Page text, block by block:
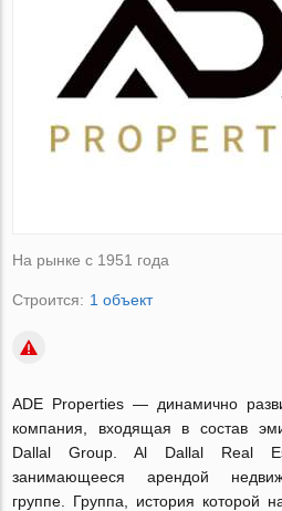
На рынке с 1951 года
Строится: 1 объект
ADE Properties — динамично
компания, входящая в состав
Dallal Group. Al Dallal Real
занимающееся арендой
группе. Группа, история которой